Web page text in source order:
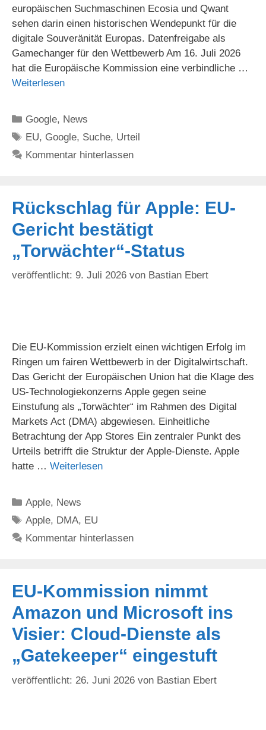
europäischen Suchmaschinen Ecosia und Qwant
sehen darin einen historischen Wendepunkt für die
digitale Souveränität Europas. Datenfreigabe als
Gamechanger für den Wettbewerb Am 16. Juli 2026
hat die Europäische Kommission eine verbindliche …
Weiterlesen
Kategorien
Google, News
Schlagwörter
EU, Google, Suche, Urteil
Kommentar hinterlassen
Rückschlag für Apple: EU-
Gericht bestätigt
„Torwächter“-Status
9. Juli 2026 von Bastian Ebert
Die EU-Kommission erzielt einen wichtigen Erfolg im
Ringen um fairen Wettbewerb in der Digitalwirtschaft.
Das Gericht der Europäischen Union hat die Klage des
US-Technologiekonzerns Apple gegen seine
Einstufung als „Torwächter“ im Rahmen des Digital
Markets Act (DMA) abgewiesen. Einheitliche
Betrachtung der App Stores Ein zentraler Punkt des
Urteils betrifft die Struktur der Apple-Dienste. Apple
hatte … Weiterlesen
Kategorien
Apple, News
Schlagwörter
Apple, DMA, EU
Kommentar hinterlassen
EU-Kommission nimmt
Amazon und Microsoft ins
Visier: Cloud-Dienste als
„Gatekeeper“ eingestuft
26. Juni 2026 von Bastian Ebert